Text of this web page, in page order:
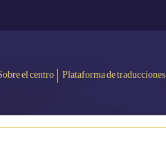
el centro Plataforma de traducciones